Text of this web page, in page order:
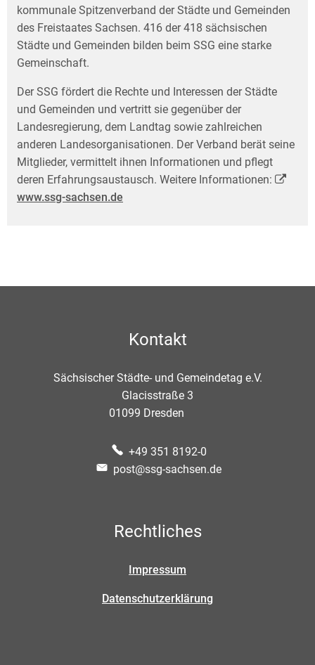
kommunale Spitzenverband der Städte und Gemeinden
des Freistaates Sachsen. 416 der 418 sächsischen
Städte und Gemeinden bilden beim SSG eine starke
Gemeinschaft.
Der SSG fördert die Rechte und Interessen der Städte
und Gemeinden und vertritt sie gegen­über der
Landesregierung, dem Landtag sowie zahlreichen
anderen Landesorganisationen. Der Verband berät seine
Mitglieder, vermittelt ihnen Informationen und pflegt
deren Erfahrungs­austausch. Weitere Informationen:
www.ssg-sachsen.de
Kontakt
Sächsischer Städte- und Gemeindetag e.V.
Glacisstraße 3
01099 Dresden
+49 351 8192-0
post@ssg-sachsen.de
Rechtliches
Impressum
Datenschutzerklärung